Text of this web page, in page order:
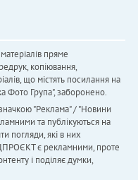
пряме
копіювання,
що містять посилання на
Фото Група", заборонено.
"Реклама" / "Новини
та публікуються на
погляди, які в них
є рекламними, проте
і поділяє думки,